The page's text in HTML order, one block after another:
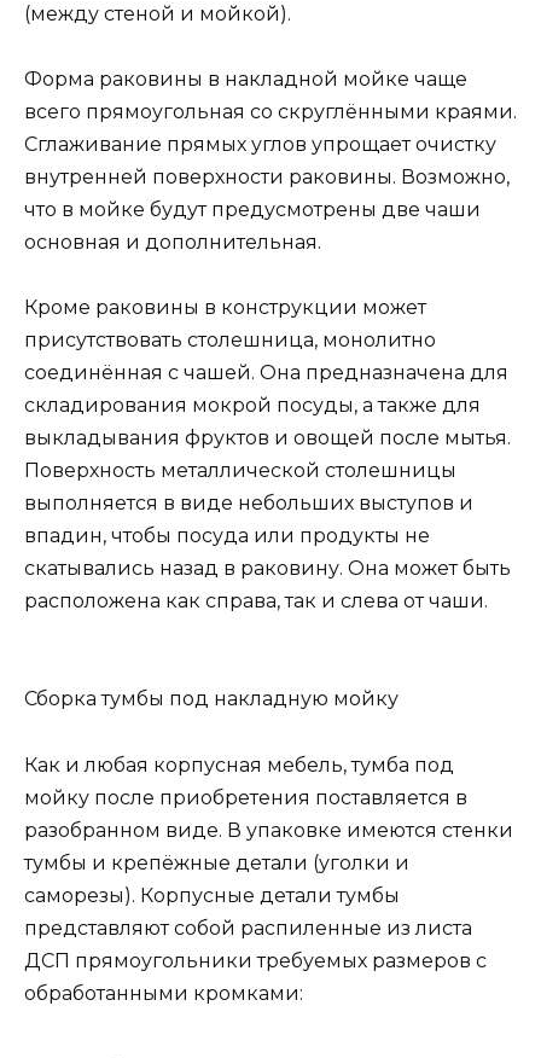
(между стеной и мойкой).
Форма раковины в накладной мойке чаще
всего прямоугольная со скруглёнными краями.
Сглаживание прямых углов упрощает очистку
внутренней поверхности раковины. Возможно,
что в мойке будут предусмотрены две чаши
основная и дополнительная.
Кроме раковины в конструкции может
присутствовать столешница, монолитно
соединённая с чашей. Она предназначена для
складирования мокрой посуды, а также для
выкладывания фруктов и овощей после мытья.
Поверхность металлической столешницы
выполняется в виде небольших выступов и
впадин, чтобы посуда или продукты не
скатывались назад в раковину. Она может быть
расположена как справа, так и слева от чаши.
Сборка тумбы под накладную мойку
Как и любая корпусная мебель, тумба под
мойку после приобретения поставляется в
разобранном виде. В упаковке имеются стенки
тумбы и крепёжные детали (уголки и
саморезы). Корпусные детали тумбы
представляют собой распиленные из листа
ДСП прямоугольники требуемых размеров с
обработанными кромками: